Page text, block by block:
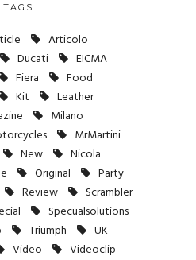
TAGS
Articolo
Ducati
EICMA
Fiera
Food
Kit
Leather
Milano
MrMartini
New
Nicola
Original
Party
Review
Scrambler
Specualsolutions
Triumph
UK
Video
Videoclip